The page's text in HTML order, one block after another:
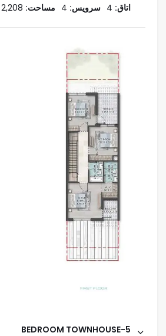
اتاق: سرویس: مساحت:
5-BEDROOM TOWNHOUSE